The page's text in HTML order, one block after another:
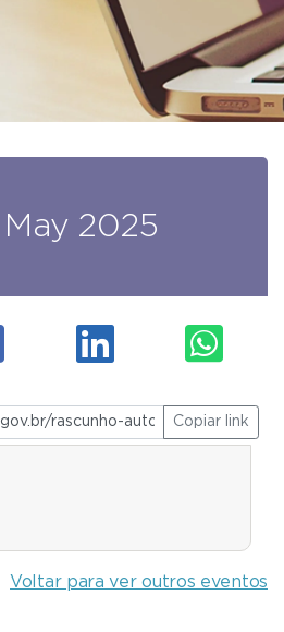
May 2025
Copiar link
Voltar para ver outros eventos